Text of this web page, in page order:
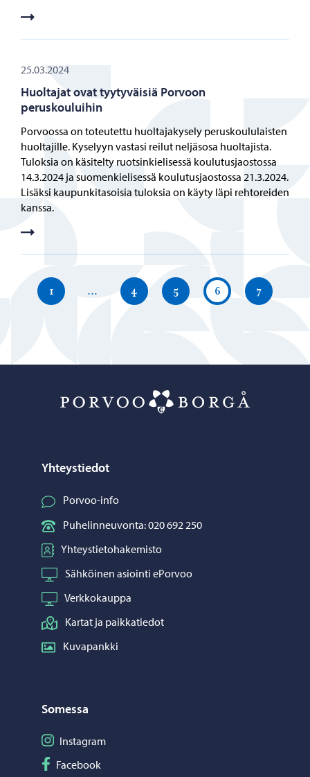
25.03.2024
Huoltajat ovat tyytyväisiä Porvoon
peruskouluihin
Porvoossa on toteutettu huoltajakysely peruskoululaisten
huoltajille. Kyselyyn vastasi reilut neljäsosa huoltajista.
Tuloksia on käsitelty ruotsinkielisessä koulutusjaostossa
14.3.2024 ja suomenkielisessä koulutusjaostossa 21.3.2024.
Lisäksi kaupunkitasoisia tuloksia on käyty läpi rehtoreiden
kanssa.
1 … 4 5 6 7
Yhteystiedot
Porvoo-info
Puhelinneuvonta: 020 692 250
Yhteystietohakemisto
Sähköinen asiointi ePorvoo
Verkkokauppa
Kartat ja paikkatiedot
Kuvapankki
Somessa
Seuraa Instagram
Instagram
Seuraa Facebook
Facebook